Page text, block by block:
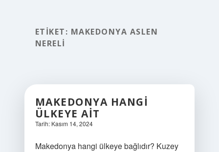
ETIKET: MAKEDONYA ASLEN
NERELI
MAKEDONYA HANGI
ÜLKEYE AIT
Tarih: Kasım 14, 2024
Makedonya hangi ülkeye bağlıdır? Kuzey